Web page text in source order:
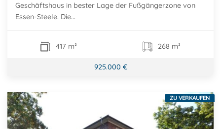
Geschäftshaus in bester Lage der Fußgängerzone von
Essen-Steele. Die...
417 m² 268 m²
925.000 €
ZU VERKAUFEN